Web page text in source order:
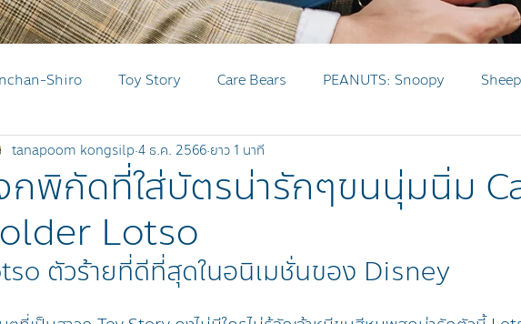
Shiro Toy Story Care Bears PEANUTS: Snoopy
Monchhichi MICKEY AND FRIENDS
SHEEP Events SHEEP OG
กพิกัดที่ใส่บัตรน่ารักๆขนนุ่มนิ่ม
Lotso
tanapoom kongsilp 4 ธ.ค. 2566 ยาว 1 นาที
ตัวร้ายที่ดีที่สุดในอนิเมชั่นของ Disney